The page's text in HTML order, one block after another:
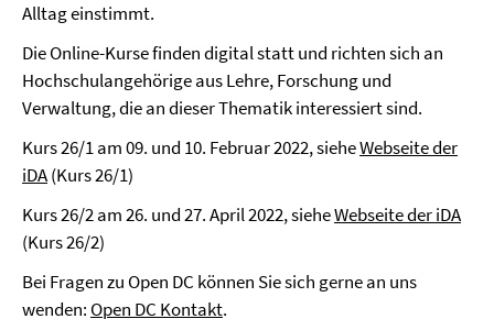
Alltag einstimmt.
Die Online-Kurse finden digital statt und richten sich an
Hochschulangehörige aus Lehre, Forschung und
Verwaltung, die an dieser Thematik interessiert sind.
Kurs 26/1 am 09. und 10. Februar 2022, sieheWebseite der
iDA(Kurs 26/1)
Kurs 26/2 am 26. und 27. April 2022, sieheWebseite der iDA
(Kurs 26/2)
Bei Fragen zu Open DC können Sie sich gerne an uns
wenden: Open DC Kontakt.